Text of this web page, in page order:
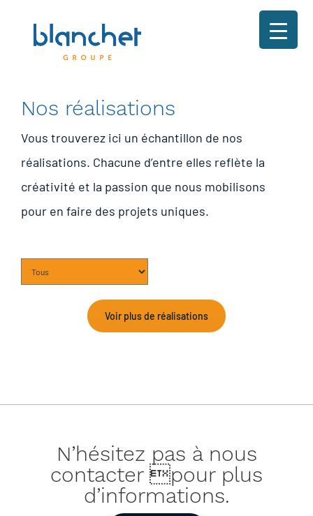
Nos réalisations
Vous trouverez ici un échantillon de nos
réalisations. Chacune d’entre elles reflète la
créativité et la passion que nous mobilisons
pour en faire des projets uniques.
Voir plus de réalisations
N’hésitez pas à nous
contacter pour plus
d’informations.